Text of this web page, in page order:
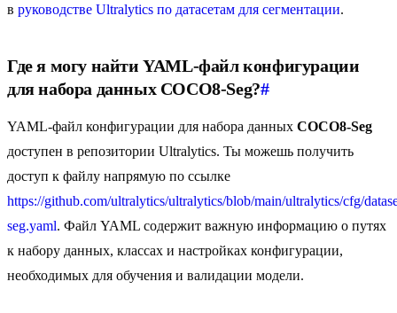
в руководстве Ultralytics по датасетам для сегментации.
Где я могу найти YAML-файл конфигурации
для набора данных COCO8-Seg?#
YAML-файл конфигурации для набора данных COCO8-Seg
доступен в репозитории Ultralytics. Ты можешь получить
доступ к файлу напрямую по ссылке
https://github.com/ultralytics/ultralytics/blob/main/ultralytics/cfg/
seg.yaml. Файл YAML содержит важную информацию о путях
к набору данных, классах и настройках конфигурации,
необходимых для обучения и валидации модели.